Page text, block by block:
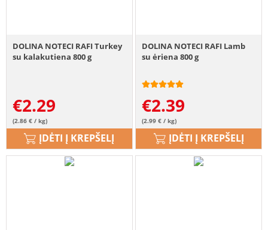
DOLINA NOTECI RAFI Turkey
su kalakutiena 800 g
€2.29
(2.86 € / kg)
ĮDĖTI Į KREPŠELĮ
DOLINA NOTECI RAFI Lamb
su ėriena 800 g
€2.39
(2.99 € / kg)
ĮDĖTI Į KREPŠELĮ